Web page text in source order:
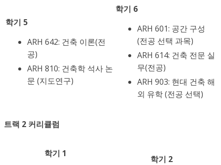
학기 5
ARH 642: 건축 이론(전
공)
ARH 810: 건축학 석사 논
문 (지도연구)
학기 6
ARH 601: 공간 구성
(전공 선택 과목)
ARH 614: 건축 전문 실
무(전공)
ARH 903: 현대 건축 해
외 유학 (전공 선택)
트랙 2 커리큘럼
학기 1
학기 2